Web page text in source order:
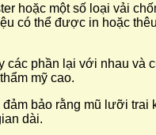
hoặc một số loại vải
có thể được in hoặc
các phần lại với nhau và
mỹ cao.
bảo rằng mũ lưỡi trai
dài.